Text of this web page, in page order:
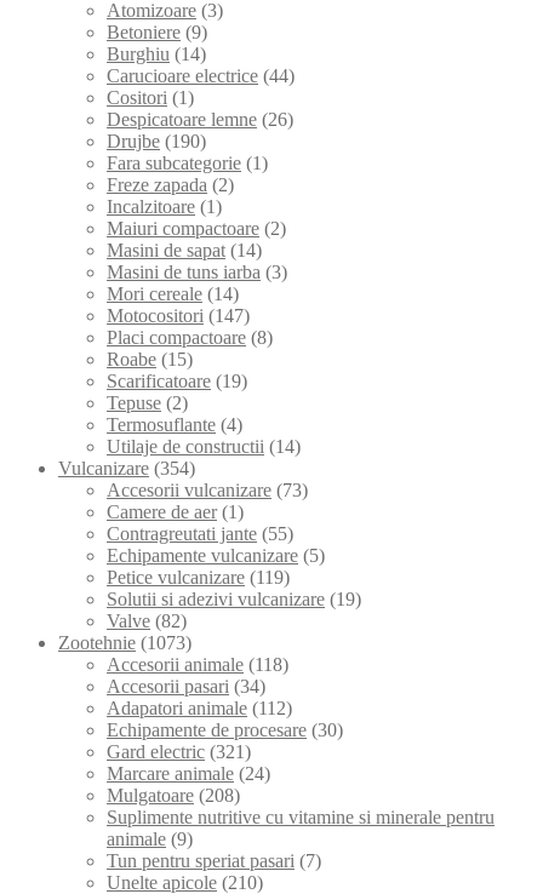
Atomizoare (3)
Betoniere (9)
Burghiu (14)
Carucioare electrice (44)
Cositori (1)
Despicatoare lemne (26)
Drujbe (190)
Fara subcategorie (1)
Freze zapada (2)
Incalzitoare (1)
Maiuri compactoare (2)
Masini de sapat (14)
Masini de tuns iarba (3)
Mori cereale (14)
Motocositori (147)
Placi compactoare (8)
Roabe (15)
Scarificatoare (19)
Tepuse (2)
Termosuflante (4)
Utilaje de constructii (14)
Vulcanizare (354)
Accesorii vulcanizare (73)
Camere de aer (1)
Contragreutati jante (55)
Echipamente vulcanizare (5)
Petice vulcanizare (119)
Solutii si adezivi vulcanizare (19)
Valve (82)
Zootehnie (1073)
Accesorii animale (118)
Accesorii pasari (34)
Adapatori animale (112)
Echipamente de procesare (30)
Gard electric (321)
Marcare animale (24)
Mulgatoare (208)
Suplimente nutritive cu vitamine si minerale pentru
animale (9)
Tun pentru speriat pasari (7)
Unelte apicole (210)